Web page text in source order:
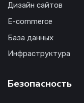
Дизайн сайтов
E-commerce
База данных
Инфраструктура
Безопасность